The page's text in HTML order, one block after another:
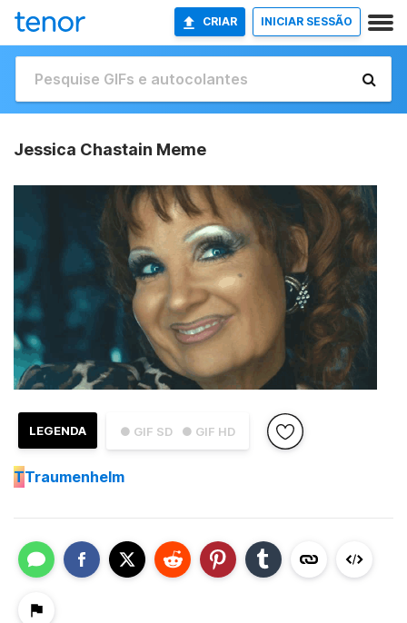
CRIAR INICIAR SESSÃO
Jessica Chastain Meme
● GIF SD ● GIF HD
LEGENDA
TTraumenhelm